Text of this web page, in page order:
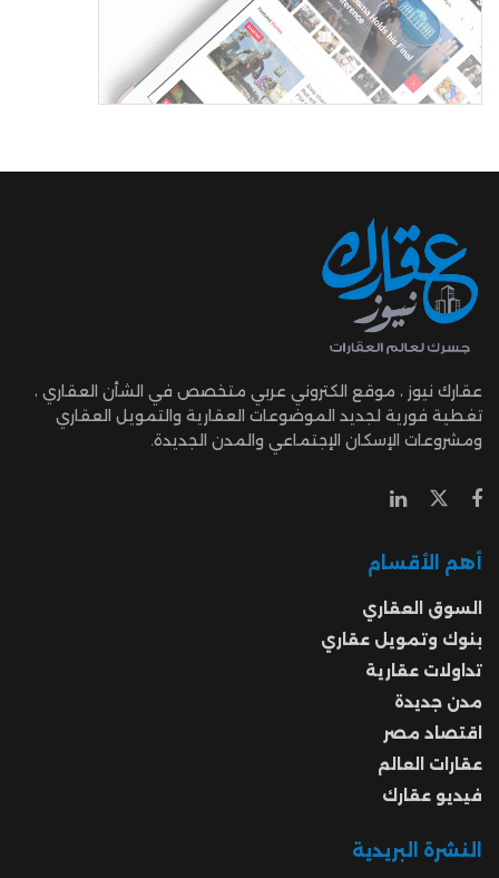
عقارك نيوز ، موقع الكتروني عربي متخصص في الشأن العقاري ،
تغطية فورية لجديد الموضوعات العقارية والتمويل العقاري
ومشروعات الإسكان الإجتماعي والمدن الجديدة.
أهم الأقسام
السوق العقاري
بنوك وتمويل عقاري
تداولات عقارية
مدن جديدة
اقتصاد مصر
عقارات العالم
فيديو عقارك
النشرة البريدية